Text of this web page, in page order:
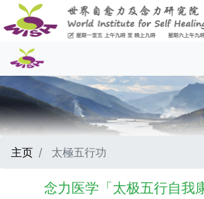
主页 太極五行功
念力医学「太极五行自我